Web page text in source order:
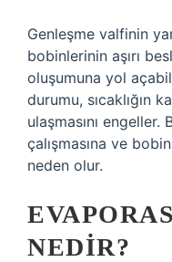
Genleşme valfinin
bobinlerinin aşırı
oluşumuna yol
durumu, sıcaklığın
ulaşmasını
çalışmasına ve
neden olur.
NEDIR?